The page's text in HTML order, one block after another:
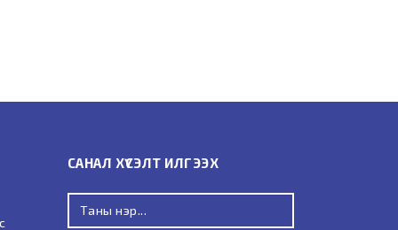
САНАЛ ХҮСЭЛТ ИЛГЭЭХ